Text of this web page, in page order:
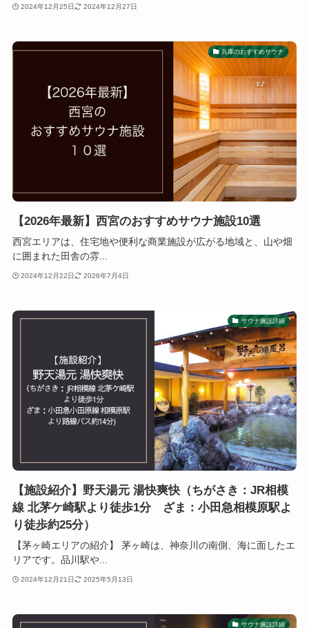
2024年12月25日 2024年12月27日
兵庫のおすすめサウナ
【2026年最新】西宮のおすすめサウナ施設10選
西宮エリアは、住宅地や便利な商業施設が広がる地域と、山や畑
に囲まれた田舎の雰...
2024年12月22日 2026年7月4日
サウナ施設詳細
【施設紹介】野天湯元 湯快爽快（ちがさき：JR相模
線 北茅ケ崎駅より徒歩1分 ざま：小田急相模原駅よ
り徒歩約25分）
【茅ヶ崎エリアの紹介】 茅ヶ崎は、神奈川の南側、海に面したエ
リアです。品川駅や...
2024年12月21日 2025年5月13日
サウナ施設詳細